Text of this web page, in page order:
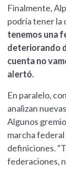
Finalmente,
podría tener la
tenemos una
deteriorando
cuenta no
alertó.
En paralelo,
analizan
Algunos
marcha
definiciones.
federaciones,